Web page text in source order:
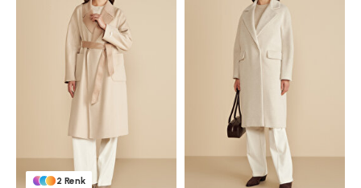
2 Renk